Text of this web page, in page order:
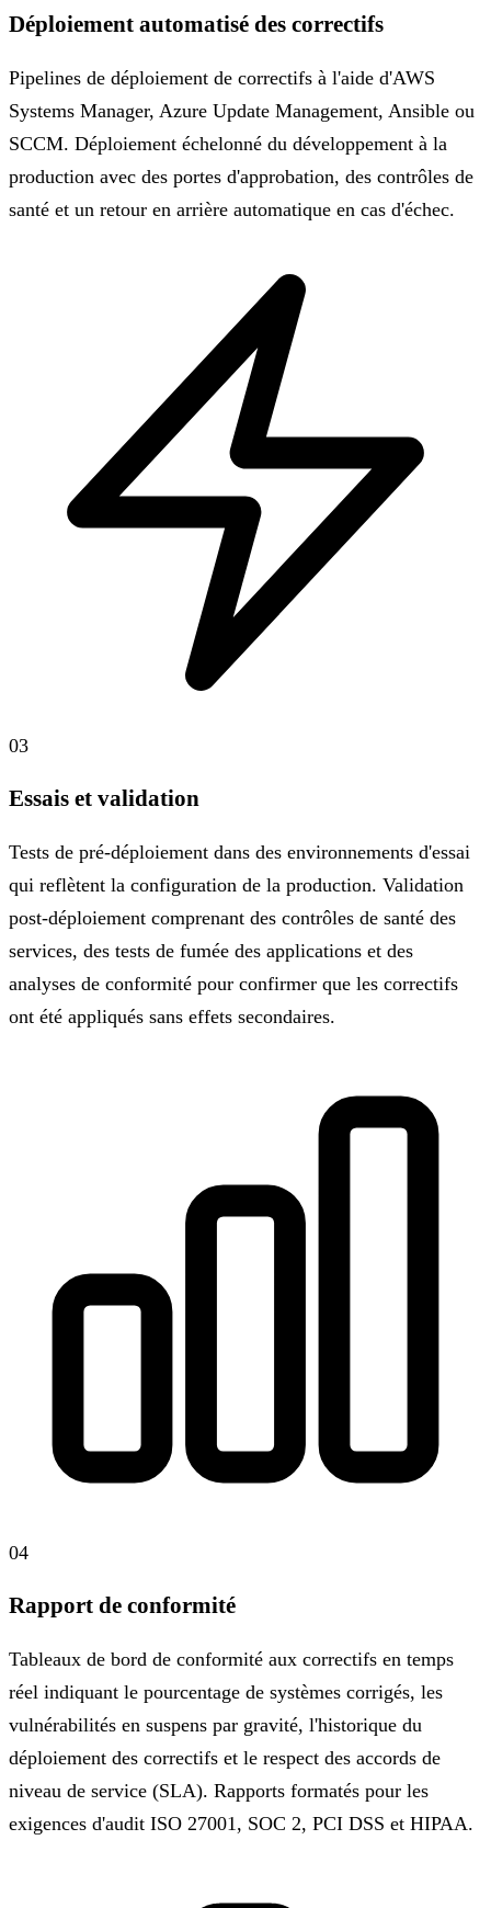
Déploiement automatisé des correctifs
Pipelines de déploiement de correctifs à l'aide d'AWS
Systems Manager, Azure Update Management, Ansible ou
SCCM. Déploiement échelonné du développement à la
production avec des portes d'approbation, des contrôles de
santé et un retour en arrière automatique en cas d'échec.
03
Essais et validation
Tests de pré-déploiement dans des environnements d'essai
qui reflètent la configuration de la production. Validation
post-déploiement comprenant des contrôles de santé des
services, des tests de fumée des applications et des
analyses de conformité pour confirmer que les correctifs
ont été appliqués sans effets secondaires.
04
Rapport de conformité
Tableaux de bord de conformité aux correctifs en temps
réel indiquant le pourcentage de systèmes corrigés, les
vulnérabilités en suspens par gravité, l'historique du
déploiement des correctifs et le respect des accords de
niveau de service (SLA). Rapports formatés pour les
exigences d'audit ISO 27001, SOC 2, PCI DSS et HIPAA.